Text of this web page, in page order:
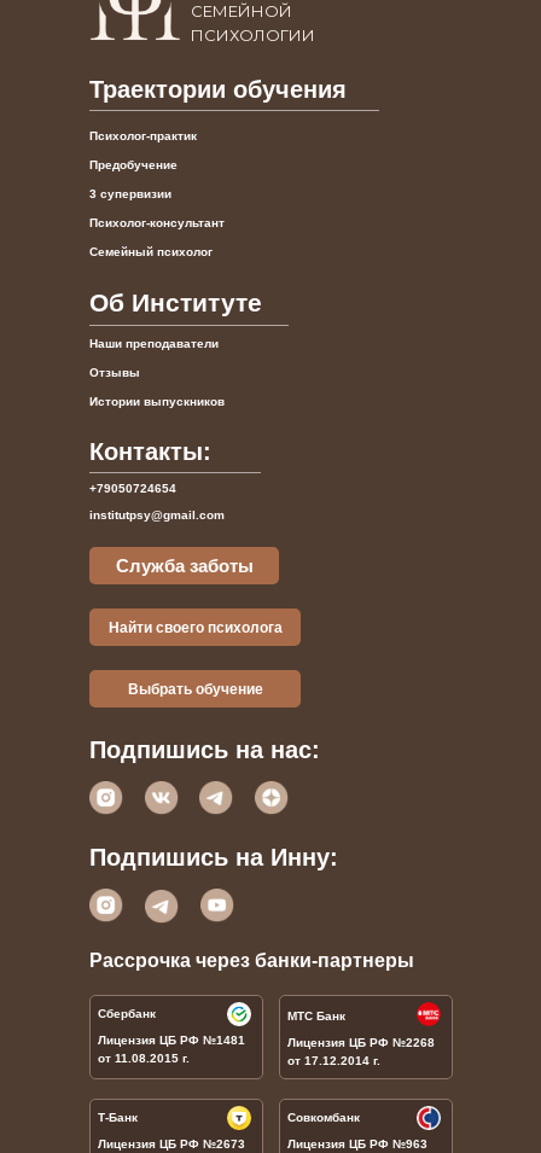
Траектории обучения
Психолог-практик
Предобучение
3 супервизии
Психолог-консультант
Семейный психолог
Контакты:
+79050724654
Служба заботы
institutpsy@gmail.com
Об Институте
Наши преподаватели
Отзывы
Истории выпускников
Найти своего психолога
Выбрать обучение
Подпишись на нас:
Подпишись на Инну:
Рассрочка через банки-партнеры
Сбербанк
Лицензия ЦБ РФ №1481
от 11.08.2015 г.
Т-Банк
Лицензия ЦБ РФ №2673
МТС Банк
Лицензия ЦБ РФ №2268
от 17.12.2014 г.
Совкомбанк
Лицензия ЦБ РФ №963
СЕМЕЙНОЙ
ПСИХОЛОГИИ